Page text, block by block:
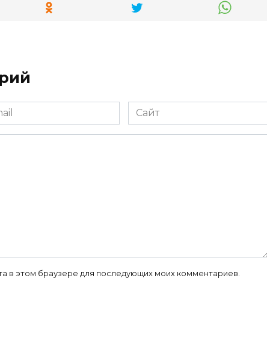
Сайт
в этом браузере для последующих моих комментариев.